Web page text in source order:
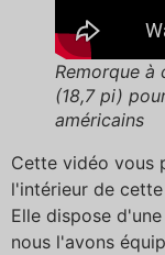
Remorque à
(18,7 pi)
américains
Cette vidéo vous
l'intérieur de
Elle dispose
nous l'avons